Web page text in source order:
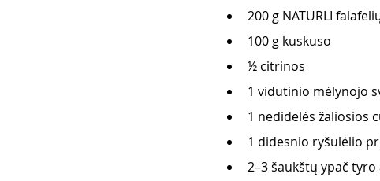
200 g NATURLI
100 g kuskuso
½ citrinos
1 vidutinio mėlynojo
1 nedidelės žaliosios
1 didesnio ryšulėlio
2–3 šaukštų ypač